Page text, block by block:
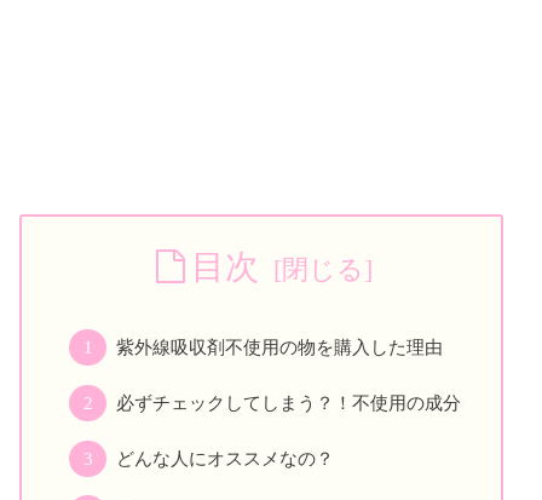
目次
紫外線吸収剤不使用の物を購入した理由
必ずチェックしてしまう？！不使用の成分
どんな人にオススメなの？